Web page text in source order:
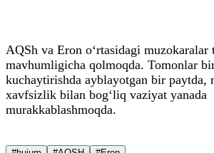
AQSh va Eron o‘rtasidagi muzokaralar
mavhumligicha qolmoqda. Tomonlar
kuchaytirishda ayblayotgan bir paytda,
xavfsizlik bilan bog‘liq vaziyat yanada
murakkablashmoqda.